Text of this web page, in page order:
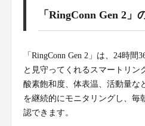
「RingConn Gen 2」
「RingConn Gen 2」は、24時
と見守ってくれるスマートリン
酸素飽和度、体表温、活動量な
を継続的にモニタリングし、毎
認できます。